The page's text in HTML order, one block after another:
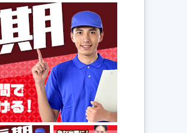
No. 8739 / 2026.07.08